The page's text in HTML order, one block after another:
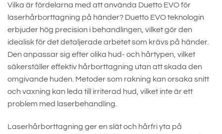
Vilka är fördelarna med att använda Duetto EVO för
laserhårborttagning på händer? Duetto EVO teknologin
erbjuder hög precision i behandlingen, vilket gör den
idealisk för det detaljerade arbetet som krävs på händer.
Den anpassar sig efter olika hud- och hårtypen, vilket
säkerställer effektiv hårborttagning utan att skada den
omgivande huden. Metoder som rakning kan orsaka snitt
och vaxning kan leda till irriterad hud, vilket inte är ett
problem med laserbehandling.
Laserhårborttagning ger en slät och hårfri yta på